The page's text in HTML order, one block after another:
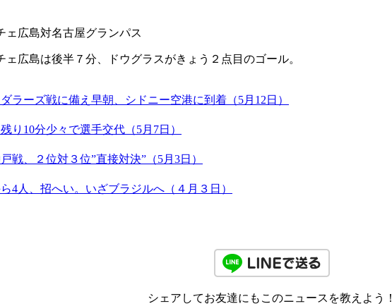
ェ広島対名古屋グランパス
広島は後半７分、ドウグラスがきょう２点目のゴール。
ラーズ戦に備え早朝、シドニー空港に到着（5月12日）
り10分少々で選手交代（5月7日）
戦、２位対３位”直接対決”（5月3日）
4人、招へい。いざブラジルへ（４月３日）
シェアしてお友達にもこのニュースを教えよう！